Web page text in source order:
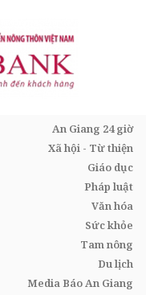
An Giang 24 giờ
Xã hội - Từ thiện
Giáo dục
Pháp luật
Văn hóa
Sức khỏe
Tam nông
Du lịch
Media Báo An Giang